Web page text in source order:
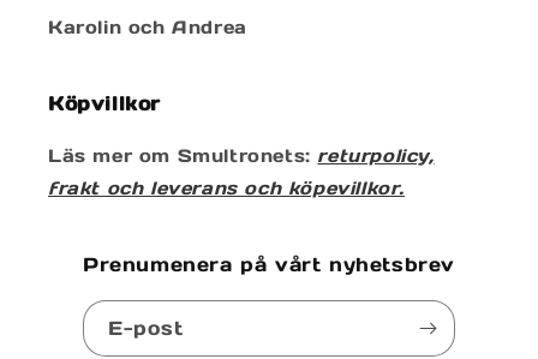
Karolin och Andrea
Köpvillkor
Läs mer om Smultronets: returpolicy,
frakt och leverans och köpevillkor.
Prenumenera på vårt nyhetsbrev
E-post